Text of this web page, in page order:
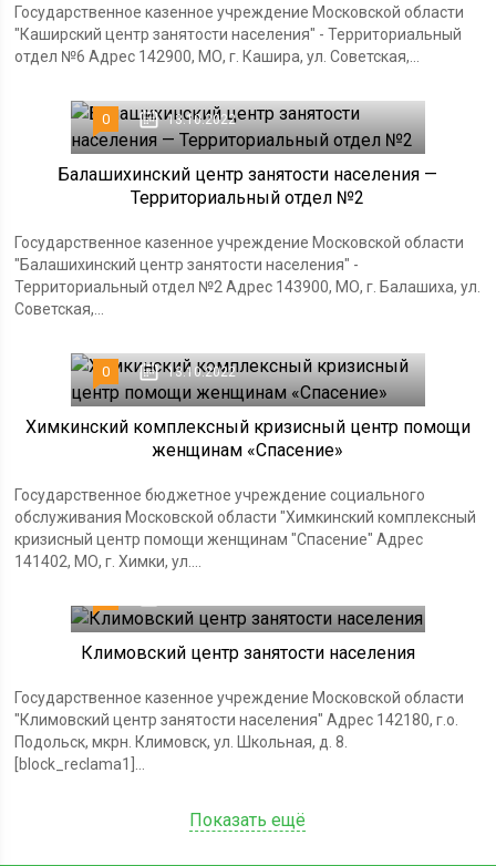
Государственное казенное учреждение Московской области
"Каширский центр занятости населения" - Территориальный
отдел №6 Адрес 142900, МО, г. Кашира, ул. Советская,...
0 13.10.2022
Балашихинский центр занятости населения —
Территориальный отдел №2
Государственное казенное учреждение Московской области
"Балашихинский центр занятости населения" -
Территориальный отдел №2 Адрес 143900, МО, г. Балашиха, ул.
Советская,...
0 13.10.2022
Химкинский комплексный кризисный центр помощи
женщинам «Спасение»
Государственное бюджетное учреждение социального
обслуживания Московской области "Химкинский комплексный
кризисный центр помощи женщинам "Спасение" Адрес
141402, МО, г. Химки, ул....
Климовский центр занятости населения
Государственное казенное учреждение Московской области
"Климовский центр занятости населения" Адрес 142180, г.о.
Подольск, мкрн. Климовск, ул. Школьная, д. 8.
[block_reclama1]...
Показать ещё